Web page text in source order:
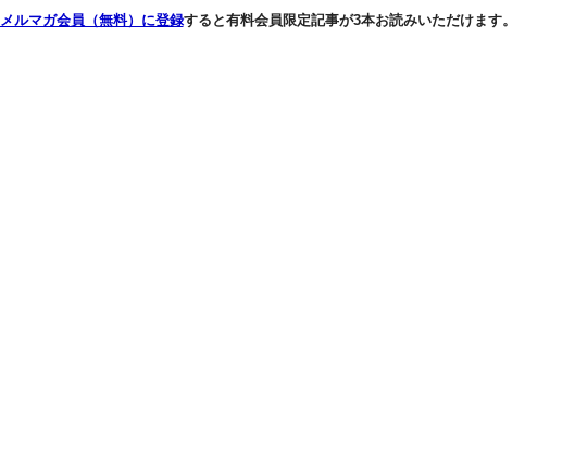
メルマガ会員（無料）に登録すると有料会員限定記事が3本お読みいただけます。